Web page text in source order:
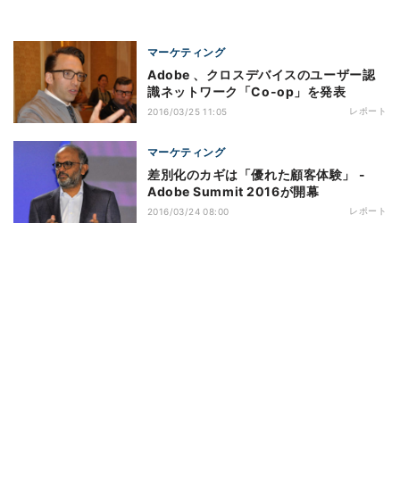
マーケティング
Adobe 、クロスデバイスのユーザー認
識ネットワーク「Co-op」を発表
2016/03/25 11:05 レポート
マーケティング
差別化のカギは「優れた顧客体験」 -
Adobe Summit 2016が開幕
2016/03/24 08:00 レポート